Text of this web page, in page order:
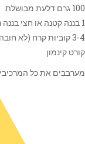
100 גרם דלעת מבושלת
1 בננה קטנה או חצי בננה רגילה
3-4 קוביות קרח (לא חובה)
קורט קינמון
מערבבים את כל